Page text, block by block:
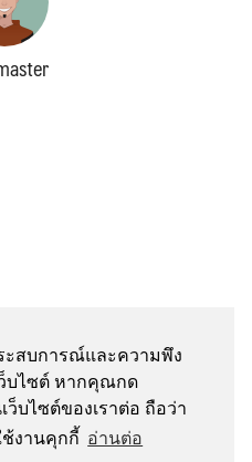
ะสบการณ์และความพึง
บไซต์ หากคุณกด
บไซต์ของเราต่อ ถือว่า
งานคุกกี้ อ่านต่อ